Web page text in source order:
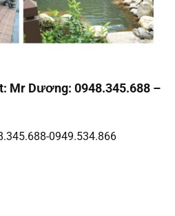
Mr Dương: 0948.345.688 –
0949.534.866